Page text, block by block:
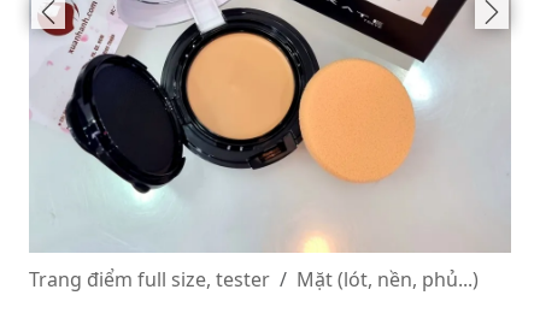
Trang điểm full size, tester Mặt (lót, nền, phủ...)